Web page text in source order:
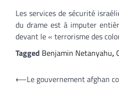
Les services de sécurité
du drame est à imputer
devant le « terrorisme des
Tagged Benjamin Netanyahu,
Navigation
⟵Le gouvernement afghan